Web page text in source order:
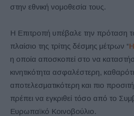
στην εθνική νομοθεσία τους.
Η Επιτροπή υπέβαλε την πρόταση
πλαίσιο της τρίτης δέσμης μέτρων “
η οποία αποσκοπεί στο να
κινητικότητα ασφαλέστερη,
αποτελεσματικότερη και πιο
πρέπει να εγκριθεί τόσο από το
Ευρωπαϊκό Κοινοβούλιο.